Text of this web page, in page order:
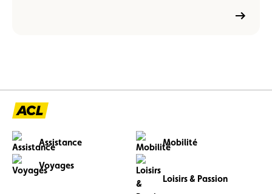
Assistance Mobilité
Voyages
Loisirs & Passion